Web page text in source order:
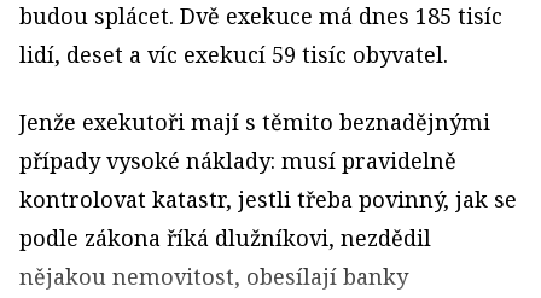
budou splácet. Dvě exekuce má dnes 185 tisíc
lidí, deset a víc exekucí 59 tisíc obyvatel.
Jenže exekutoři mají s těmito beznadějnými
případy vysoké náklady: musí pravidelně
kontrolovat katastr, jestli třeba povinný, jak se
podle zákona říká dlužníkovi, nezdědil
nějakou nemovitost, obesílají banky